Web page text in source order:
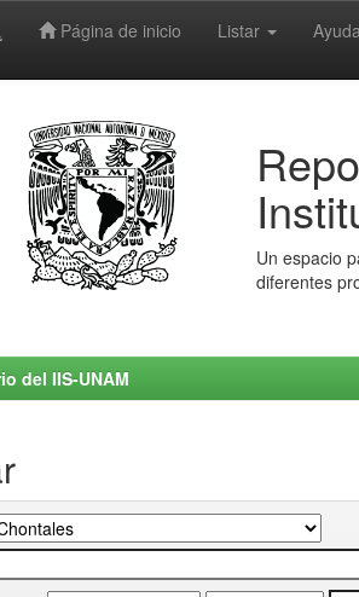
Página de inicio Listar
Un espacio
diferentes
del IIS-UNAM